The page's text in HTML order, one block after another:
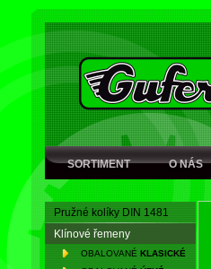
SORTIMENT O NÁS
Pružné kolíky DIN 1481
Klínové řemeny
OBALOVANÉ KLASICKÉ